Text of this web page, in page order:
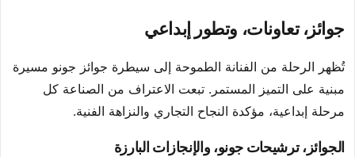
جوائز، تعاونات، وتطور إبداعي
تُظهر الرحلة من الفنانة الطموحة إلى سيطرة جوائز جونو مسيرة
مبنية على التميز المستمر. تبعت الاعتراف من الصناعة كل
مرحلة إبداعية، مؤكدة النجاح التجاري والنزاهة الفنية.
الجوائز، ترشيحات جونو، والإنجازات البارزة